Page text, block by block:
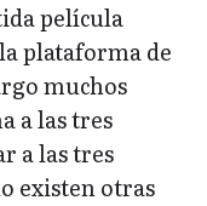
película
plataforma de
muchos
a las tres
a las tres
existen otras